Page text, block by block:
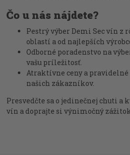
Čo u nás nájdete?
Pestrý výber Demi Sec vín z
oblastí a od najlepších
Odborné poradenstvo na
vašu príležitosť.
Atraktívne ceny a pravidelné
našich zákazníkov.
Presvedčte sa o jedinečnej chuti a
vín a doprajte si výnimočný